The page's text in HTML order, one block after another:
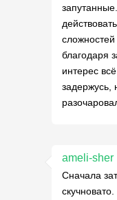
благодаря
интерес
задержусь,
ameli-sher
Сначала